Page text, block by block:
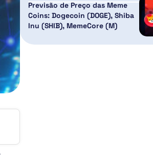
Previsão de Preço das Meme
Coins: Dogecoin (DOGE), Shiba
Inu (SHIB), MemeCore (M)